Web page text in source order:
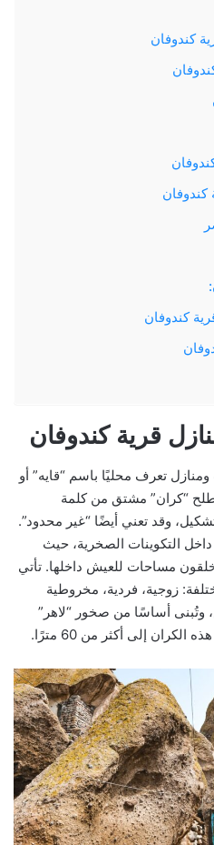
كندوفان
كندوفان
كندوفان
قرية كندوفان
تعرف محليًا باسم “قایه” أو
“كران” مشتق من كلمة
وقد تعني أيضًا “غير محدود”.
التكوينات الصخرية، حيث
مساحات للعيش داخلها. تأتي
زوجية، فردية، مخروطية
أساسًا من صخور “لاهر”
إلى أكثر من 60 مترًا.